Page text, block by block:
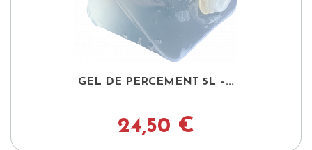
GEL DE PERCEMENT 5L –...
24,50 €